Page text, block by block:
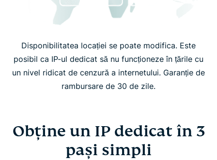
Disponibilitatea locației se poate modifica. Este
posibil ca IP-ul dedicat să nu funcționeze în țările cu
un nivel ridicat de cenzură a internetului. Garanție de
rambursare de 30 de zile.
Obține un IP dedicat în 3
pași simpli